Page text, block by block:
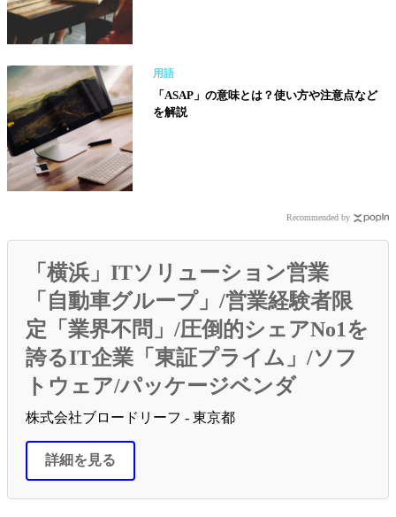
用語
「ASAP」の意味とは？使い方や注意点など
を解説
Recommended by
「横浜」ITソリューション営業
「自動車グループ」/営業経験者限
定「業界不問」/圧倒的シェアNo1を
誇るIT企業「東証プライム」/ソフ
トウェア/パッケージベンダ
株式会社ブロードリーフ - 東京都
詳細を見る